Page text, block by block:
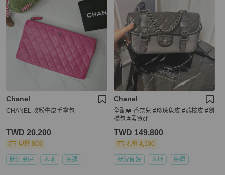
Chanel
CHANEL 玫粉牛皮手拿包
TWD 20,200
現折 800
狀況良好 本地 免運
Chanel
全配❤️ 香奈兒 #珍珠魚皮 #荔枝皮 #劍
橋包 #孟買cf
TWD 149,800
現折 4,500
狀況良好 本地 免運